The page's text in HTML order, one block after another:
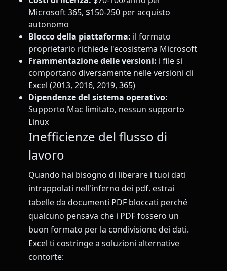
Microsoft 365, $150-250 per acquisto
autonomo
Blocco della piattaforma: il formato
proprietario richiede l'ecosistema Microsoft
Frammentazione delle versioni: i file si
comportano diversamente nelle versioni di
Excel (2013, 2016, 2019, 365)
Dipendenze del sistema operativo:
Supporto Mac limitato, nessun supporto
Linux
Inefficienze del flusso di
lavoro
Quando hai bisogno di liberare i tuoi dati
intrappolati nell'inferno dei pdf. estrai
tabelle da documenti PDF bloccati perché
qualcuno pensava che i PDF fossero un
buon formato per la condivisione dei dati.
Excel ti costringe a soluzioni alternative
contorte: